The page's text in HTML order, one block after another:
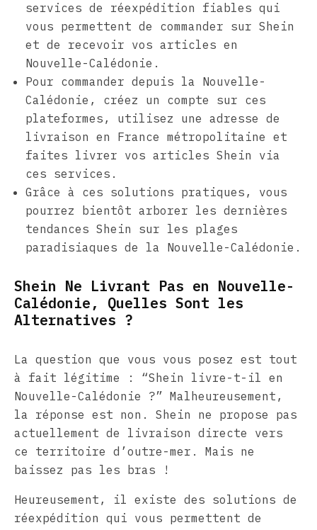
services de réexpédition fiables qui
vous permettent de commander sur Shein
et de recevoir vos articles en
Nouvelle-Calédonie.
Pour commander depuis la Nouvelle-
Calédonie, créez un compte sur ces
plateformes, utilisez une adresse de
livraison en France métropolitaine et
faites livrer vos articles Shein via
ces services.
Grâce à ces solutions pratiques, vous
pourrez bientôt arborer les dernières
tendances Shein sur les plages
paradisiaques de la Nouvelle-Calédonie.
Shein Ne Livrant Pas en Nouvelle-
Calédonie, Quelles Sont les
Alternatives ?
La question que vous vous posez est tout
à fait légitime : “Shein livre-t-il en
Nouvelle-Calédonie ?” Malheureusement,
la réponse est non. Shein ne propose pas
actuellement de livraison directe vers
ce territoire d’outre-mer. Mais ne
baissez pas les bras !
Heureusement, il existe des solutions de
réexpédition qui vous permettent de